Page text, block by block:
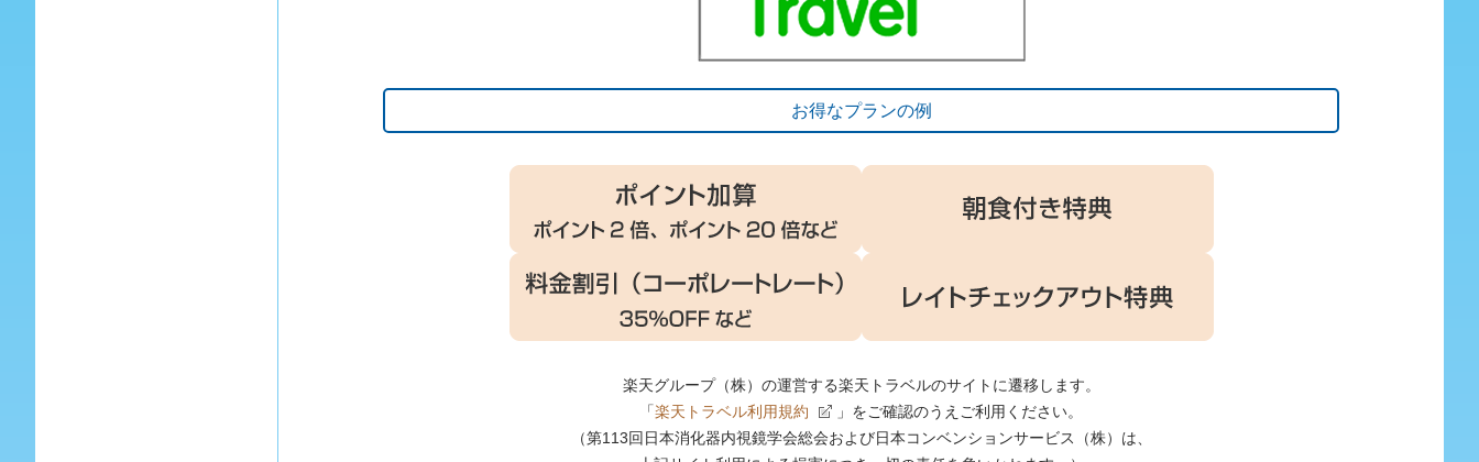
お得なプランの例
楽天グループ（株）の運営する楽天トラベルのサイトに遷移します。
「楽天トラベル利用規約
」をご確認のうえご利用ください。
（第113回日本消化器内視鏡学会総会および日本コンベンションサービス（株）は、